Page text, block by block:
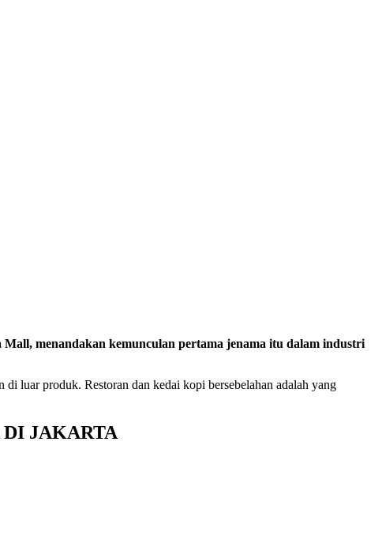
menandakan kemunculan pertama jenama itu dalam industri
luar produk. Restoran dan kedai kopi bersebelahan adalah yang
JAKARTA